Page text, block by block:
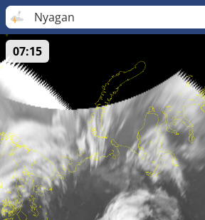
Nyagan
07:15